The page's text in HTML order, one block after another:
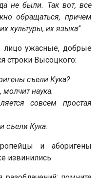
не были. Так вот, все
обращаться, причем
культуры, их языка”.
лицо ужасные, добрые
строки Высоцкого:
съели Кука?
молчит наука.
совсем простая
съели Кука.
и аборигены
извинились.